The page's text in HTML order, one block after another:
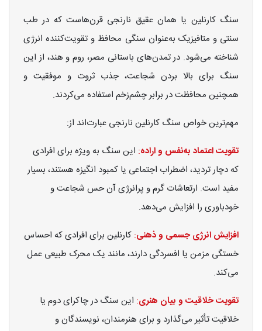
سنگ کارنلین یا همان عقیق نارنجی قرن‌هاست که در طب
سنتی و متافیزیک به‌عنوان سنگی محافظ و تقویت‌کننده انرژی
شناخته می‌شود. در تمدن‌های باستانی مصر، روم و هند، از این
سنگ برای بالا بردن شجاعت، جذب ثروت و موفقیت و
همچنین محافظت در برابر چشم‌زخم استفاده می‌کردند.
مهم‌ترین خواص سنگ کارنلین نارنجی عبارت‌اند از:
تقویت اعتماد به‌نفس و اراده: این سنگ به ویژه برای افرادی
که دچار تردید، اضطراب اجتماعی یا کمبود انگیزه هستند، بسیار
مفید است. ارتعاشات گرم و پرانرژی آن حس شجاعت و
خودباوری را افزایش می‌دهد.
افزایش انرژی جسمی و ذهنی: کارنلین برای افرادی که احساس
خستگی مزمن یا افسردگی دارند، مانند یک محرک طبیعی عمل
می‌کند.
تقویت خلاقیت و بیان هنری: این سنگ در چاکرای دوم یا
خلاقیت تأثیر می‌گذارد و برای هنرمندان، نویسندگان و